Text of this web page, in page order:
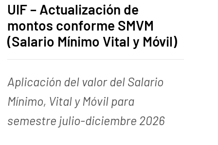
UIF – Actualización de
montos conforme SMVM
(Salario Mínimo Vital y Móvil)
Aplicación del valor del Salario
Mínimo, Vital y Móvil para
semestre julio-diciembre 2026